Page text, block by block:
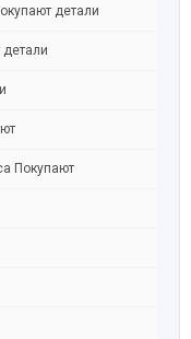
детали
Покупают